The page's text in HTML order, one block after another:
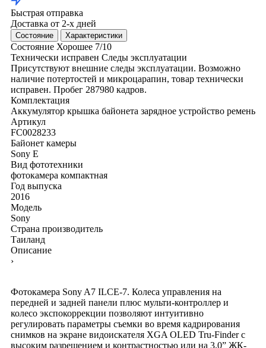
Быстрая отправка
Доставка от 2-х дней
Состояние Характеристики
Состояние Хорошее 7/10
Технически исправен Следы эксплуатации
Присутствуют внешние следы эксплуатации. Возможно
наличие потертостей и микроцарапин, товар технически
исправен. Пробег 287980 кадров.
Комплектация
Аккумулятор крышка байонета зарядное устройство ремень
Артикул
FC0028233
Байонет камеры
Sony E
Вид фототехники
фотокамера компактная
Год выпуска
2016
Модель
Sony
Страна производитель
Таиланд
Описание
›
Фотокамера Sony A7 ILCE-7. Колеса управления на
передней и задней панели плюс мульти-контроллер и
колесо экспокоррекции позволяют интуитивно
регулировать параметры съемки во время кадрирования
снимков на экране видоискателя XGA OLED Tru-Finder с
высоким разрешением и контрастностью или на 3.0” ЖК-